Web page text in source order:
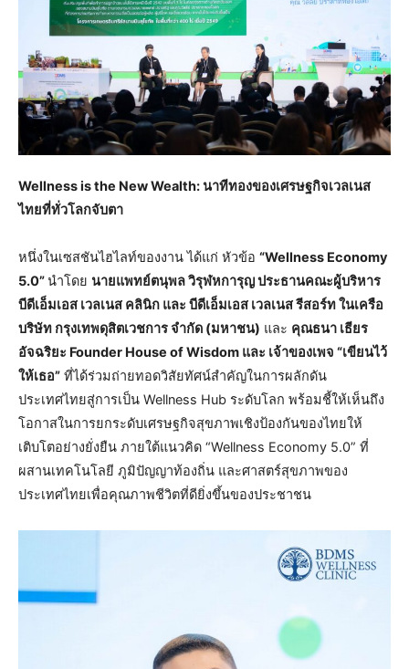
Wellness is the New Wealth: นาทีทองของเศรษฐกิจเวลเนส
ไทยที่ทั่วโลกจับตา
หนึ่งในเซสชันไฮไลท์ของงาน ได้แก่ หัวข้อ “Wellness Economy
5.0”นำโดย นายแพทย์ตนุพล วิรุฬหการุญ ประธานคณะผู้บริหาร
บีดีเอ็มเอส เวลเนส คลินิก และ บีดีเอ็มเอส เวลเนส รีสอร์ท ในเครือ
บริษัท กรุงเทพดุสิตเวชการ จำกัด (มหาชน) และ คุณธนา เธียร
อัจฉริยะ Founder House of Wisdom และ เจ้าของเพจ “เขียนไว้
ให้เธอ” ที่ได้ร่วมถ่ายทอดวิสัยทัศน์สำคัญในการผลักดัน
ประเทศไทยสู่การเป็น Wellness Hub ระดับโลก พร้อมชี้ให้เห็นถึง
โอกาสในการยกระดับเศรษฐกิจสุขภาพเชิงป้องกันของไทยให้
เติบโตอย่างยั่งยืน ภายใต้แนวคิด “Wellness Economy 5.0” ที่
ผสานเทคโนโลยี ภูมิปัญญาท้องถิ่น และศาสตร์สุขภาพของ
ประเทศไทยเพื่อคุณภาพชีวิตที่ดียิ่งขึ้นของประชาชน